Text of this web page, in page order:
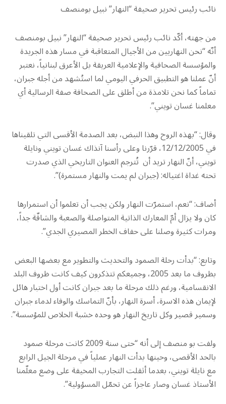
نائب رئيس تحرير صحيفة “النهار” نبيل بومنصف
من جهته، أكّد نائب رئيس تحرير صحيفة “النهار” نبيل بومنصف
أنّه “نحن النهاريين من الأجيال المتعاقبة في مسار هذه الجريدة
والمؤسسة الصحافية والإعلامية العريقة بل الأعرق لبنانياً، نعتبر
أنّ عملنا هو التطبيق الحرفي اليومي لما استُشهد من أجله جبران،
تماماً كما نحن تلامذة من أطلق على الصحافة صفة الرسالية أي
معلمنا غسان تويني”.
وقال: “بهذه الروح وهذا النبض، بعد الصدمة الأقسى التي تلقيناها
في 12/12/2005، قرّرنا وعلى رأسنا آنذاك غسان تويني ونايلة
تويني، أنّ النهار تريد أن تُترجم العنوان التاريخي الذي صدرت
تحته غداة اغتياله: (جبران لم يمت والنهار مستمرة)”.
أضاف: “نعم، استمرّت النهار ولكن يجب أن تعلموا أن استمرارها
كان ولا يزال أمّ المعارك الذاتية المتواصلة والصعبة والشاقّة جداً،
ومرات كثيرة وصلنا على حفاف الخطر المصيري الجدي”.
وتابع: “بدأت رحلة الصمود والتحديث والتطوير مع بعضها البعض
بظروف ما بعد 2005، وجميعكم تتذكرون كيف كانت ظروف البلد
الانقسامية، ورغم ذلك مرحلة ما بعد جبران كانت أول اختبار هائل
لإيمان هذه الاسرة، أسرة النهار، بأنّ التماسك والوفاء لدماء جبران
وسمير قصير وكل تاريخ النهار هو وحده خشبة الخلاص للمؤسسة”.
ولفت بو منصف إلى أنه “حتى سنة 2009 كانت مرحلة صمود
بالحد الأقصى، وحينها بدأت النهار عملياً في مرحلة الجيل الرابع
مع نايلة تويني، بعدما أثقلت التجارب المخيفة على وضع معلّمنا
الأستاذ غسان وصار عاجزاً عن تحمّل المسؤولية”.